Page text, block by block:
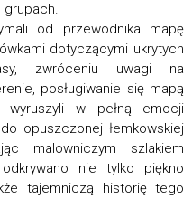
grupach.
od przewodnika mapę
dotyczącymi ukrytych
zwróceniu uwagi na
posługiwanie się mapą
wyruszyli w pełną emocji
opuszczonej łemkowskiej
malowniczym szlakiem
nie tylko piękno
tajemniczą historię tego